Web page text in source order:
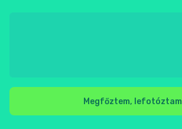
Megfőztem, lefotóztam